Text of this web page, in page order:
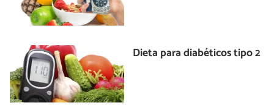
Dieta para diabéticos tipo 2